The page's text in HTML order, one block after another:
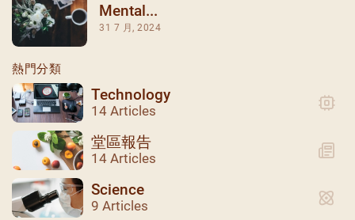
Mental...
31 7 月, 2024
熱門分類
Technology
14 Articles
堂區報告
14 Articles
Science
9 Articles